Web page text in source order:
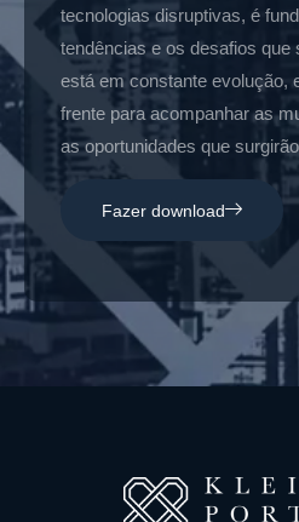
tecnologias disruptivas, é
tendências e os desafios que
está em constante evolução,
frente para acompanhar as
as oportunidades que
Fazer download